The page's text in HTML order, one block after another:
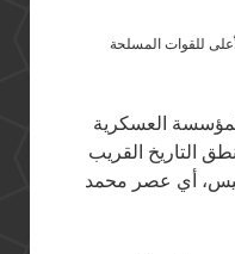
للقوات المسلحة
العسكرية
التاريخ القريب
أي عصر محمد